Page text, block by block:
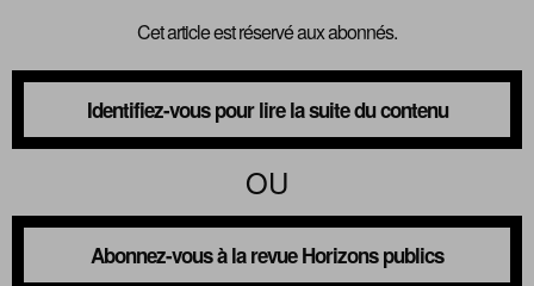
Cet article est réservé aux abonnés.
Identifiez-vous pour lire la suite du contenu
OU
Abonnez-vous à la revue Horizons publics